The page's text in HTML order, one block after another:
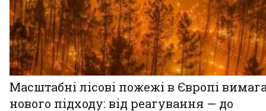
Масштабні лісові пожежі в Європі
нового підходу: від реагування — до